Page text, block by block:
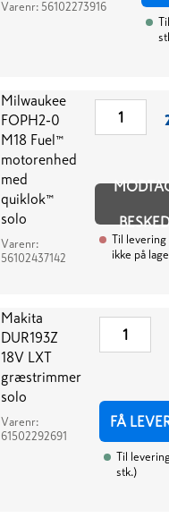
Varenr: 56102273916
Milwaukee
FOPH2-0
M18 Fuel­™
motorenhed
med
quiklok™
solo
Varenr:
56102437142
BESKED
Til levering
ikke på
Makita
DUR193Z
18V LXT
græstrimmer
solo
Varenr:
61502292691
FÅ
Til
stk.)